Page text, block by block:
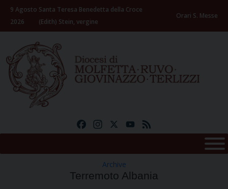
Skip
content
9 Agosto
2026
Santa Teresa Benedetta della Croce
(Edith) Stein, vergine
Orari S. Messe
FacebookInstagramYouTube
Archive
Terremoto Albania